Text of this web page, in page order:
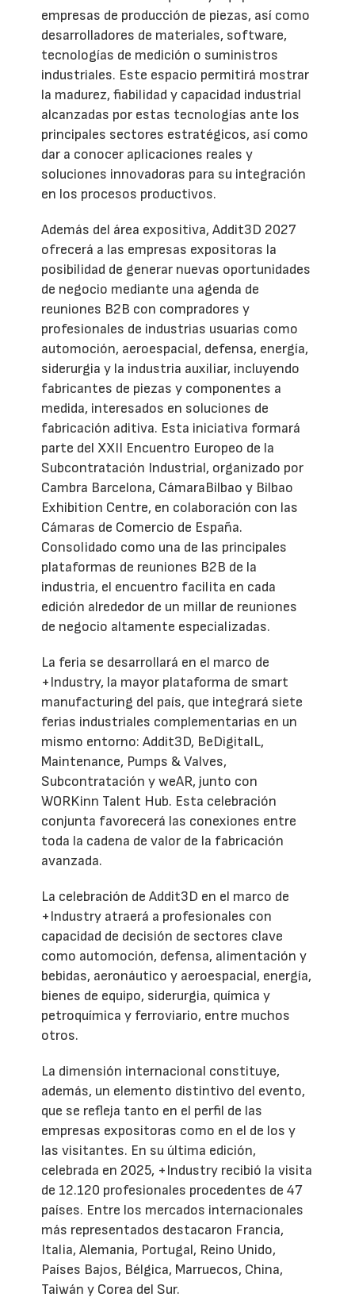
empresas de producción de piezas, así como
desarrolladores de materiales, software,
tecnologías de medición o suministros
industriales. Este espacio permitirá mostrar
la madurez, fiabilidad y capacidad industrial
alcanzadas por estas tecnologías ante los
principales sectores estratégicos, así como
dar a conocer aplicaciones reales y
soluciones innovadoras para su integración
en los procesos productivos.
Además del área expositiva, Addit3D 2027
ofrecerá a las empresas expositoras la
posibilidad de generar nuevas oportunidades
de negocio mediante una agenda de
reuniones B2B con compradores y
profesionales de industrias usuarias como
automoción, aeroespacial, defensa, energía,
siderurgia y la industria auxiliar, incluyendo
fabricantes de piezas y componentes a
medida, interesados en soluciones de
fabricación aditiva. Esta iniciativa formará
parte del XXII Encuentro Europeo de la
Subcontratación Industrial, organizado por
Cambra Barcelona, CámaraBilbao y Bilbao
Exhibition Centre, en colaboración con las
Cámaras de Comercio de España.
Consolidado como una de las principales
plataformas de reuniones B2B de la
industria, el encuentro facilita en cada
edición alrededor de un millar de reuniones
de negocio altamente especializadas.
La feria se desarrollará en el marco de
+Industry, la mayor plataforma de smart
manufacturing del país, que integrará siete
ferias industriales complementarias en un
mismo entorno: Addit3D, BeDigitalL,
Maintenance, Pumps & Valves,
Subcontratación y weAR, junto con
WORKinn Talent Hub. Esta celebración
conjunta favorecerá las conexiones entre
toda la cadena de valor de la fabricación
avanzada.
La celebración de Addit3D en el marco de
+Industry atraerá a profesionales con
capacidad de decisión de sectores clave
como automoción, defensa, alimentación y
bebidas, aeronáutico y aeroespacial, energía,
bienes de equipo, siderurgia, química y
petroquímica y ferroviario, entre muchos
otros.
La dimensión internacional constituye,
además, un elemento distintivo del evento,
que se refleja tanto en el perfil de las
empresas expositoras como en el de los y
las visitantes. En su última edición,
celebrada en 2025, +Industry recibió la visita
de 12.120 profesionales procedentes de 47
países. Entre los mercados internacionales
más representados destacaron Francia,
Italia, Alemania, Portugal, Reino Unido,
Países Bajos, Bélgica, Marruecos, China,
Taiwán y Corea del Sur.